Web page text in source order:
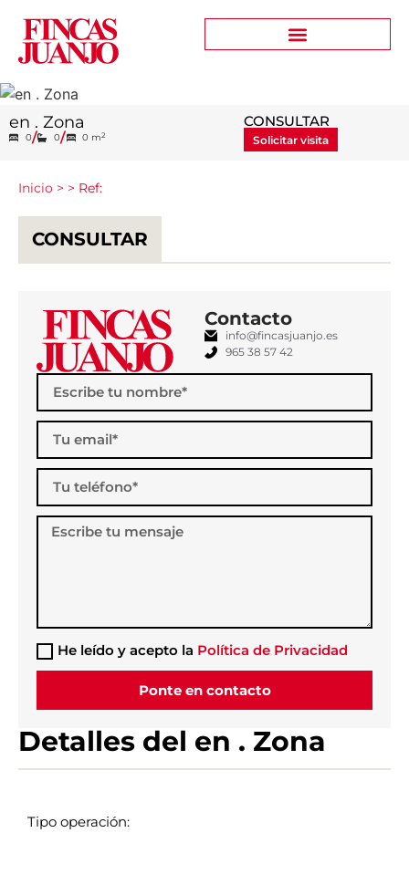
en . Zona
0/ 0/ 0 m2
CONSULTAR
Solicitar visita
Inicio > > Ref:
CONSULTAR
Detalles del en . Zona
Tipo operación:
Contacto
info@fincasjuanjo.es
965 38 57 42
He leído y acepto la Política de Privacidad
Ponte en contacto